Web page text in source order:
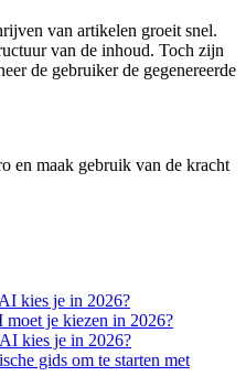
van artikelen groeit snel.
van de inhoud. Toch zijn
de gebruiker de gegenereerde
en maak gebruik van de kracht
kies je in 2026?
je kiezen in 2026?
kies je in 2026?
gids om te starten met